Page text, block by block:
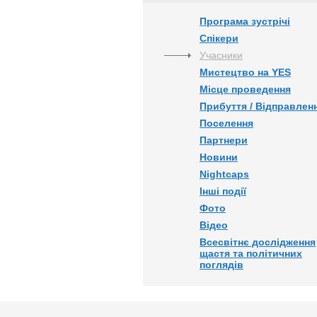
Програма зустрічі
Спікери
Учасники
Мистецтво на YES
Місце проведення
Прибуття /
Поселення
Партнери
Новини
Nightcaps
Інші події
Фото
Відео
Всесвітнє дослідження
щастя та політичних
поглядів